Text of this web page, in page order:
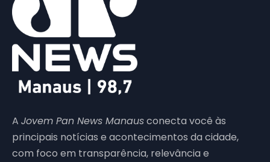
A Jovem Pan News Manausconecta você às
principais notícias e acontecimentos da cidade,
com foco em transparência, relevância e